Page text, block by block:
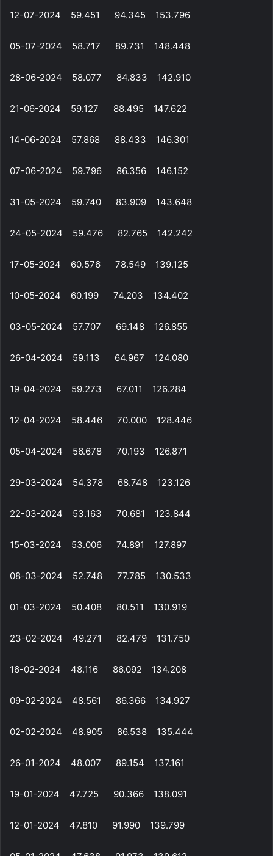
12-07-2024 59.451 94.345 153.796
05-07-2024 58.717 89.731 148.448
28-06-2024 58.077 84.833 142.910
21-06-2024 59.127 88.495 147.622
14-06-2024 57.868 88.433 146.301
07-06-2024 59.796 86.356 146.152
31-05-2024 59.740 83.909 143.648
24-05-2024 59.476 82.765 142.242
17-05-2024 60.576 78.549 139.125
10-05-2024 60.199 74.203 134.402
03-05-2024 57.707 69.148 126.855
26-04-2024 59.113 64.967 124.080
19-04-2024 59.273 67.011 126.284
12-04-2024 58.446 70.000 128.446
05-04-2024 56.678 70.193 126.871
29-03-2024 54.378 68.748 123.126
22-03-2024 53.163 70.681 123.844
15-03-2024 53.006 74.891 127.897
08-03-2024 52.748 77.785 130.533
01-03-2024 50.408 80.511 130.919
23-02-2024 49.271 82.479 131.750
16-02-2024 48.116 86.092 134.208
09-02-2024 48.561 86.366 134.927
02-02-2024 48.905 86.538 135.444
26-01-2024 48.007 89.154 137.161
19-01-2024 47.725 90.366 138.091
12-01-2024 47.810 91.990 139.799